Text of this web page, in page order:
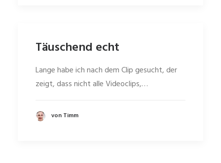
Täuschend echt
Lange habe ich nach dem Clip gesucht, der
zeigt, dass nicht alle Videoclips,…
von Timm